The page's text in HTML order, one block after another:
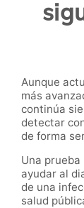
Aunque
más
continúa
detectar
de forma
Una
ayudar al
de una
salud